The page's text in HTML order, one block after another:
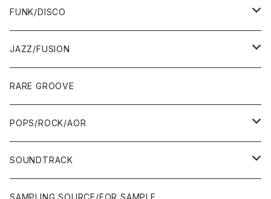
JAPAN ONLY RELEASE/REMIX
EARLY 90'S MIDDLE〜NEW SCHOOL
JAPAN ONLY RELEASE/REMIX
MID〜LATE 90'S
80'S OLD SCHOOL〜EARLY 90'S
MID〜LATE 90'S
CD/TAPE
CD-R/DEMO/SAMPLE
CD ALBUM
60'S/70'S
80'S
7"/12"
60'S/70'S
80'S
LP
60'S/70'S
80'S
12"/7"
60'S/70'S
80'S
FUNK/DISCO
LP
70'S
80'S
12"/7"
70'S
80'S
JAZZ/FUSION
JAZZ
FUSION
RARE GROOVE
POPS/ROCK/AOR
POPS/S.S.W.
ROCK/AOR
SOUNDTRACK
LP
SAMPLING SOURCE/FOR SAMPLE